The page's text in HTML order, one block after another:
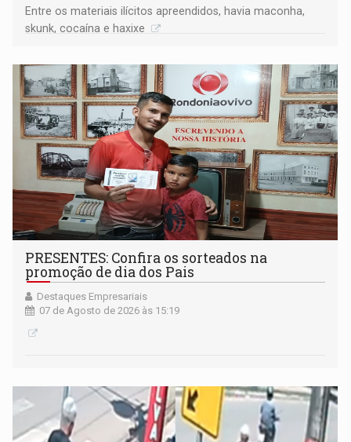
Entre os materiais ilícitos apreendidos, havia maconha,
skunk, cocaína e haxixe
PRESENTES: Confira os sorteados na
promoção de dia dos Pais
Destaques Empresariais
07 de Agosto de 2026 às 15:19